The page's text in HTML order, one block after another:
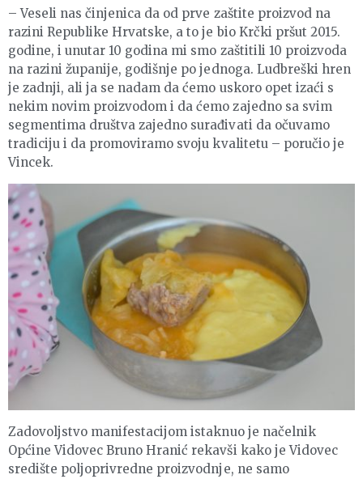
– Veseli nas činjenica da od prve zaštite proizvod na
razini Republike Hrvatske, a to je bio Krčki pršut 2015.
godine, i unutar 10 godina mi smo zaštitili 10 proizvoda
na razini županije, godišnje po jednoga. Ludbreški hren
je zadnji, ali ja se nadam da ćemo uskoro opet izaći s
nekim novim proizvodom i da ćemo zajedno sa svim
segmentima društva zajedno surađivati da očuvamo
tradiciju i da promoviramo svoju kvalitetu – poručio je
Vincek.
Zadovoljstvo manifestacijom istaknuo je načelnik
Općine Vidovec Bruno Hranić rekavši kako je Vidovec
središte poljoprivredne proizvodnje, ne samo